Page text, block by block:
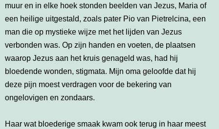
muur en in elke hoek stonden beelden van Jezus, Maria of
een heilige uitgestald, zoals pater Pio van Pietrelcina, een
man die op mystieke wijze met het lijden van Jezus
verbonden was. Op zijn handen en voeten, de plaatsen
waarop Jezus aan het kruis genageld was, had hij
bloedende wonden, stigmata. Mijn oma geloofde dat hij
deze pijn moest verdragen voor de bekering van
ongelovigen en zondaars.
Haar wat bloederige smaak kwam ook terug in haar meest